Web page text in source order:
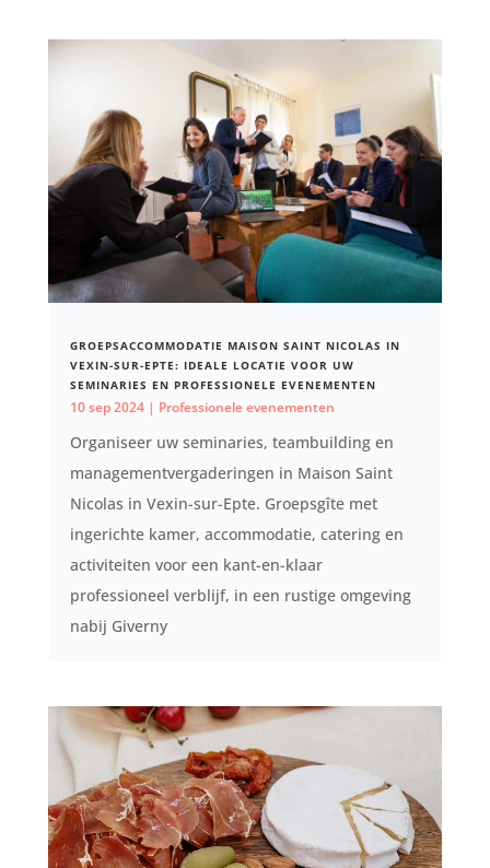
GROEPSACCOMMODATIE MAISON SAINT NICOLAS IN
VEXIN-SUR-EPTE: IDEALE LOCATIE VOOR UW
SEMINARIES EN PROFESSIONELE EVENEMENTEN
10 sep 2024| Professionele evenementen
Organiseer uw seminaries, teambuilding en
managementvergaderingen in Maison Saint
Nicolas in Vexin-sur-Epte. Groepsgîte met
ingerichte kamer, accommodatie, catering en
activiteiten voor een kant-en-klaar
professioneel verblijf, in een rustige omgeving
nabij Giverny